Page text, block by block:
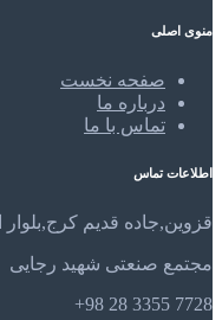
منوی اصلی
صفحه نخست
درباره ما
تماس با ما
اطلاعات تماس
قزوین,جاده قدیم کرج,بلوار
مجتمع صنعتی شهید رجایی
7728 3355 28 98+